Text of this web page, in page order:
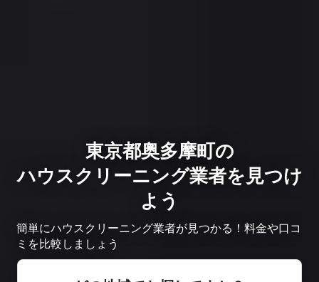
東京都奥多摩町の
ハウスクリーニング業者を見つけ
よう
簡単にハウスクリーニング業者が見つかる！料金や口コ
ミを比較しましょう